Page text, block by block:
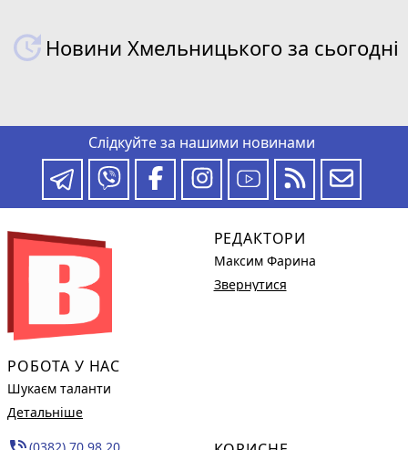
Новини Хмельницького за сьогодні
Слідкуйте за нашими новинами
РОБОТА У НАС
Шукаєм таланти
Детальніше
РЕДАКТОРИ
Максим Фарина
Звернутися